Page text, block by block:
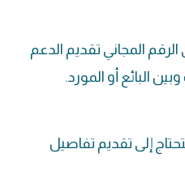
المجاني تقديم الدعم
البائع أو المورد.
إلى تقديم تفاصيل